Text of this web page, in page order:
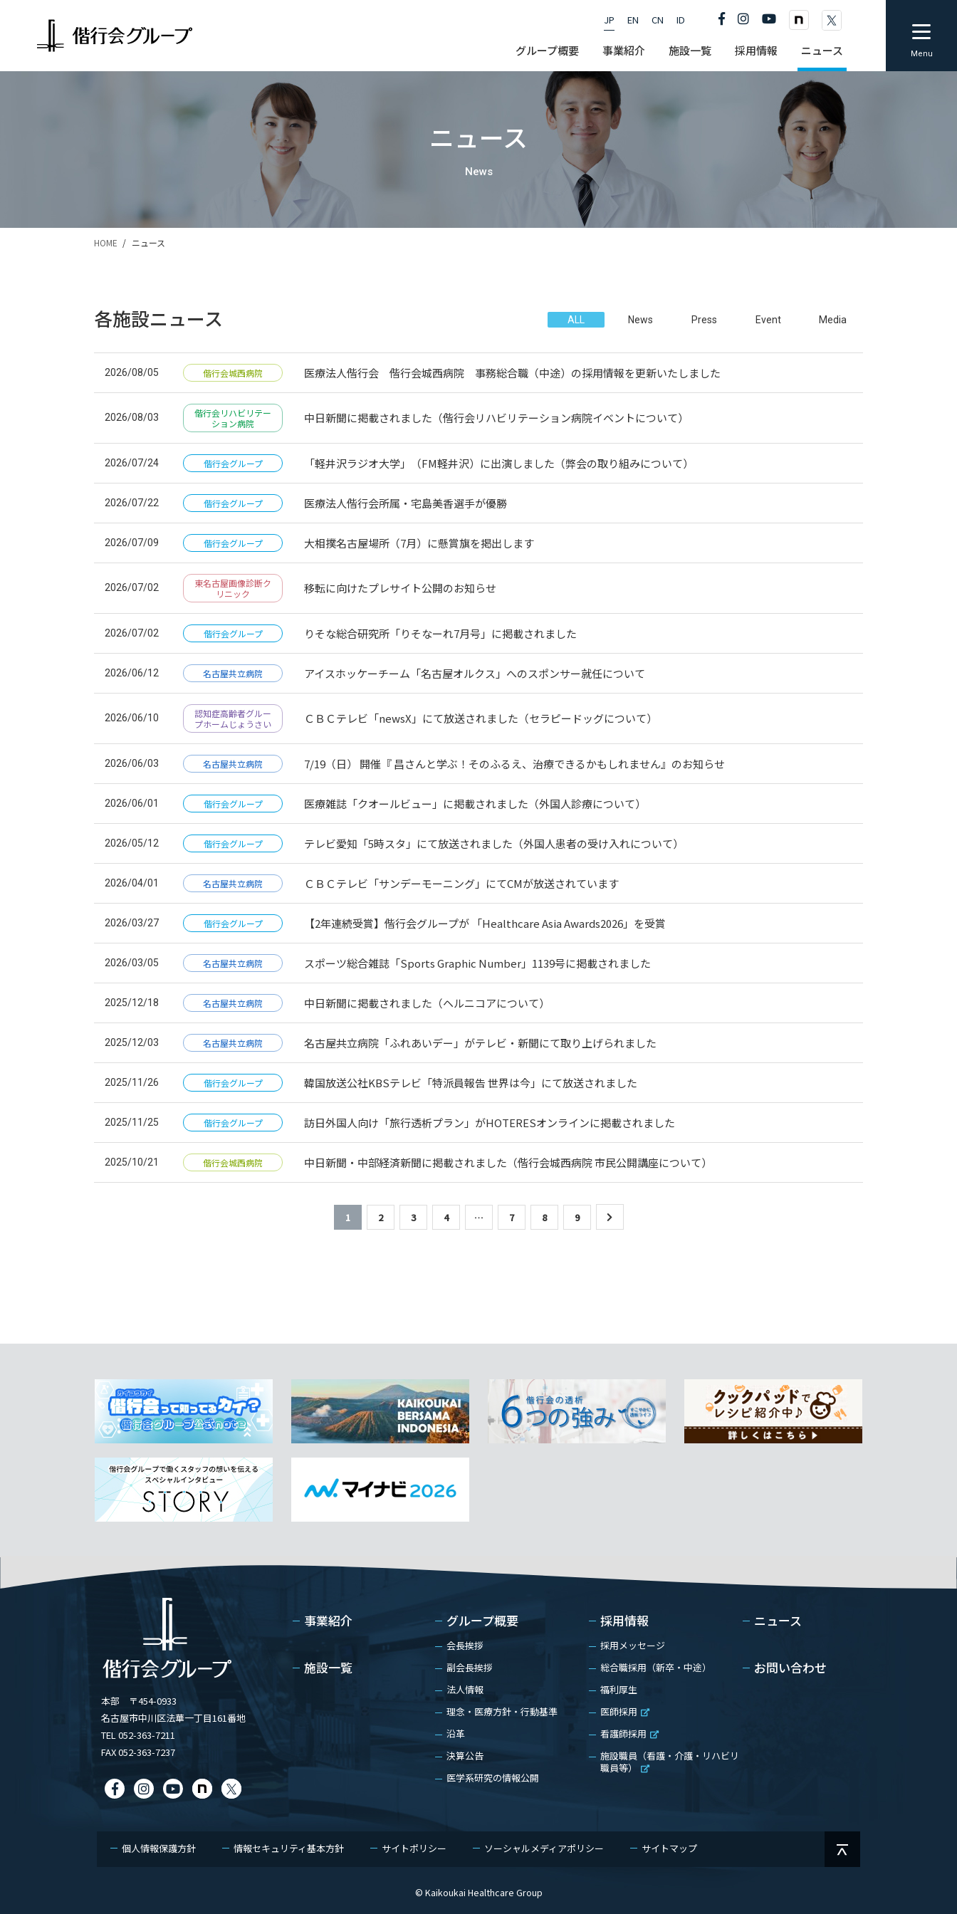
Menu
JP EN CN ID
グループ概要
会長挨拶 副会長挨拶 理念・医療方針・行動基準 沿革 医学系研究の情報公開
事業紹介
事業紹介 透析合併症対策 偕行会の取り組み
施設一覧 採用情報
採用メッセージ 総合職採用 看護師採用 施設職員（看護・介護・リハビリ職員等）
ニュース
ニュース
News
HOME ニュース
各施設ニュース ALL News Press Event Media
2026/08/05 偕行会城西病院 医療法人偕行会 偕行会城西病院 事務総合職（中途）の採用情報を更新いたしました
2026/08/03
偕行会リハビリテー
ション病院
中日新聞に掲載されました（偕行会リハビリテーション病院イベントについて）
2026/07/24 偕行会グループ 「軽井沢ラジオ大学」（FM軽井沢）に出演しました（弊会の取り組みについて）
2026/07/22 偕行会グループ 医療法人偕行会所属・宅島美香選手が優勝
2026/07/09 偕行会グループ 大相撲名古屋場所（7月）に懸賞旗を掲出します
2026/07/02
東名古屋画像診断ク
リニック
移転に向けたプレサイト公開のお知らせ
2026/07/02 偕行会グループ りそな総合研究所「りそなーれ7月号」に掲載されました
2026/06/12 名古屋共立病院 アイスホッケーチーム「名古屋オルクス」へのスポンサー就任について
2026/06/10
認知症高齢者グルー
プホームじょうさい
ＣＢＣテレビ「newsX」にて放送されました（セラピードッグについて）
2026/06/03 名古屋共立病院 7/19（日） 開催『 昌さんと学ぶ！そのふるえ、治療できるかもしれません』のお知らせ
2026/06/01 偕行会グループ 医療雑誌「クオールビュー」に掲載されました（外国人診療について）
2026/05/12 偕行会グループ テレビ愛知「5時スタ」にて放送されました（外国人患者の受け入れについて）
2026/04/01 名古屋共立病院 ＣＢＣテレビ「サンデーモーニング」にてCMが放送されています
2026/03/27 偕行会グループ 【2年連続受賞】偕行会グループが 「Healthcare Asia Awards2026」を受賞
2026/03/05 名古屋共立病院 スポーツ総合雑誌「Sports Graphic Number」1139号に掲載されました
2025/12/18 名古屋共立病院 中日新聞に掲載されました（ヘルニコアについて）
2025/12/03 名古屋共立病院 名古屋共立病院「ふれあいデー」がテレビ・新聞にて取り上げられました
2025/11/26 偕行会グループ 韓国放送公社KBSテレビ「特派員報告 世界は今」にて放送されました
2025/11/25 偕行会グループ 訪日外国人向け「旅行透析プラン」がHOTERESオンラインに掲載されました
2025/10/21 偕行会城西病院 中日新聞・中部経済新聞に掲載されました（偕行会城西病院 市民公開講座について）
1 2 3 4 … 7 8 9
本部 〒454-0933
名古屋市中川区法華一丁目161番地
TEL 052-363-7211
FAX 052-363-7237
事業紹介
施設一覧
グループ概要
会長挨拶
副会長挨拶
法人情報
理念・医療方針・行動基準
沿革
決算公告
医学系研究の情報公開
採用情報
採用メッセージ
総合職採用（新卒・中途）
福利厚生
医師採用
看護師採用
施設職員（看護・介護・リハビリ
職員等）
ニュース
お問い合わせ
個人情報保護方針 情報セキュリティ基本方針 サイトポリシー ソーシャルメディアポリシー サイトマップ
© Kaikoukai Healthcare Group
JP
医療体制 がんのトータルケア
透析合併症対策
施設一覧
グループ概要
理念・医療方針・行動基準
ニュース
総合職採用（新卒・中途）
医師採用
取材・その他
医療ツーリズム
採用情報
決算公告
個人情報保護方針 情報セキュリティ基本方針